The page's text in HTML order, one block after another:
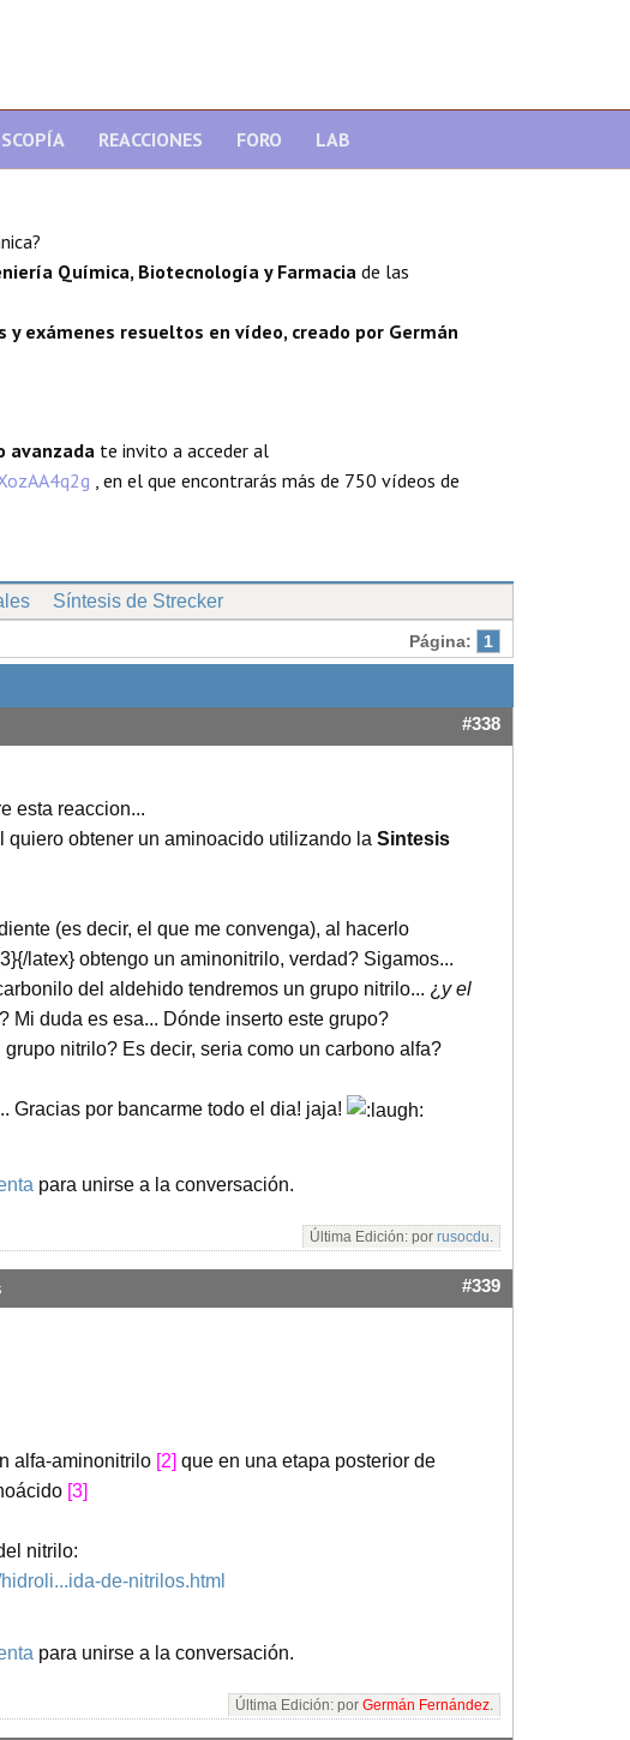
REACCIONES FORO LAB
Química, Biotecnología y Farmaciade las
y exámenes resueltos en vídeo, creado por Germán
avanzada te invito a acceder al
, en el que encontrarás más de 750 vídeos de
Síntesis de Strecker
Página: 1
#338
esta reaccion...
quiero obtener un aminoacido utilizando la Sintesis
(es decir, el que me convenga), al hacerlo
latex} obtengo un aminonitrilo, verdad? Sigamos...
del aldehido tendremos un grupo nitrilo... ¿ y el
Mi duda es esa... Dónde inserto este grupo?
nitrilo? Es decir, seria como un carbono alfa?
Gracias por bancarme todo el dia! jaja!
para unirse a la conversación.
Última Edición: por rusocdu.
#339
alfa-aminonitrilo [2] que en una etapa posterior de
[3]
nitrilo:
de-nitrilos.html
para unirse a la conversación.
Última Edición: por Germán Fernández.